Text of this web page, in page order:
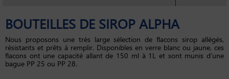
BOUTEILLES DE SIROP ALPHA
Nous proposons une très large sélection de flacons sirop allégés,
résistants et prêts à remplir. Disponibles en verre blanc ou jaune, ces
flacons ont une capacité allant de 150 ml à 1L et sont munis d’une
bague PP 25 ou PP 28.